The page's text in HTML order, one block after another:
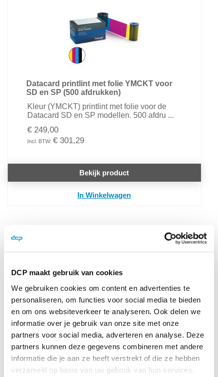
DCP maakt gebruik van cookies
We gebruiken cookies om content en advertenties te
personaliseren, om functies voor social media te bieden
en om ons websiteverkeer te analyseren. Ook delen we
informatie over je gebruik van onze site met onze
partners voor social media, adverteren en analyse. Deze
partners kunnen deze gegevens combineren met andere
informatie die je aan ze heeft verstrekt of die ze hebben
verzameld op basis van uw gebruik van hun services.
Datacard printlint met folie YMCKT voor
SD en SP (500 afdrukken)
Kleur (YMCKT) printlint met folie voor de
Datacard SD en SP modellen. 500 afdru ...
€ 249,00
€ 301,29
Bekijk product
In Winkelwagen
Reviews
Schrijf je eigen review
Je plaatst een review over: Datacard printlint zwart (1.500
afdrukken) en schoonmaakkit
Je waardering
Waardering
star starsstarsstars
stars